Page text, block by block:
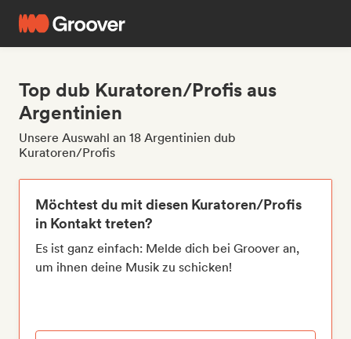
Top dub Kuratoren/Profis aus
Argentinien
Unsere Auswahl an 18 Argentinien dub
Kuratoren/Profis
Möchtest du mit diesen Kuratoren/Profis
in Kontakt treten?
Es ist ganz einfach: Melde dich bei Groover an,
um ihnen deine Musik zu schicken!